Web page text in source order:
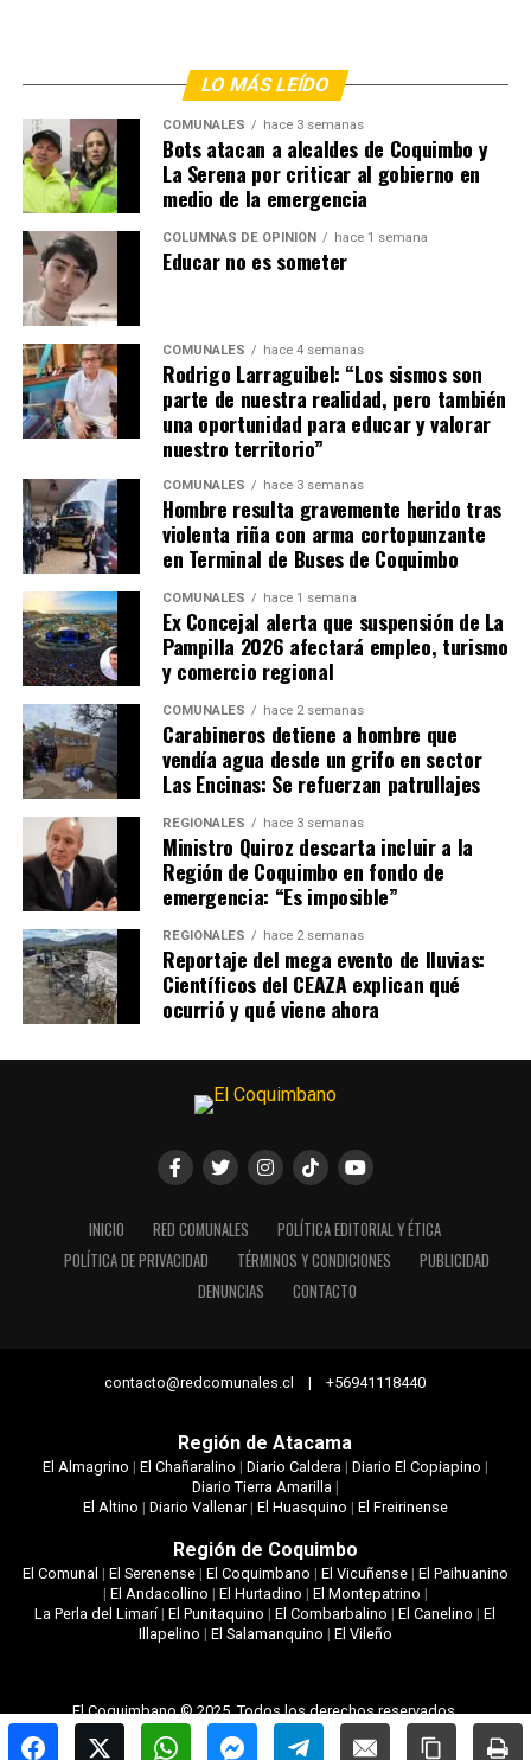
LO MÁS LEÍDO
COMUNALES hace 3 semanas
Bots atacan a alcaldes de Coquimbo y
La Serena por criticar al gobierno en
medio de la emergencia
COLUMNAS DE OPINIÓN hace 1 semana
Educar no es someter
COMUNALES hace 4 semanas
Rodrigo Larraguibel: “Los sismos son
parte de nuestra realidad, pero también
una oportunidad para educar y valorar
nuestro territorio”
COMUNALES hace 3 semanas
Hombre resulta gravemente herido tras
violenta riña con arma cortopunzante
en Terminal de Buses de Coquimbo
COMUNALES hace 1 semana
Ex Concejal alerta que suspensión de La
Pampilla 2026 afectará empleo, turismo
y comercio regional
COMUNALES hace 2 semanas
Carabineros detiene a hombre que
vendía agua desde un grifo en sector
Las Encinas: Se refuerzan patrullajes
REGIONALES hace 3 semanas
Ministro Quiroz descarta incluir a la
Región de Coquimbo en fondo de
emergencia: “Es imposible”
REGIONALES hace 2 semanas
Reportaje del mega evento de lluvias:
Científicos del CEAZA explican qué
ocurrió y qué viene ahora
INICIO RED COMUNALES
POLÍTICA EDITORIAL Y ÉTICA
POLÍTICA DE PRIVACIDAD
TÉRMINOS Y CONDICIONES
PUBLICIDAD
DENUNCIAS
CONTACTO
contacto@redcomunales.cl | +56941118440
Región de Atacama
El Almagrino | El Chañaralino | Diario Caldera| Diario El Copiapino |
Diario Tierra Amarilla|
El Altino | Diario Vallenar| El Huasquino | El Freirinense
Región de Coquimbo
El Comunal | El Serenense| El Coquimbano | El Vicuñense| El Paihuanino
| El Andacollino | El Hurtadino | El Montepatrino |
La Perla del Limarí|El Punitaquino |El Combarbalino |El Canelino |El
Illapelino | El Salamanquino | El Vileño
El Coquimbano © 2025. Todos los derechos reservados.